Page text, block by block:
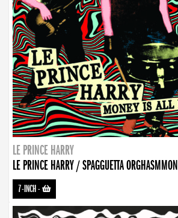
LE PRINCE HARRY
LE PRINCE HARRY / SPAGGUETTA
7-INCH-